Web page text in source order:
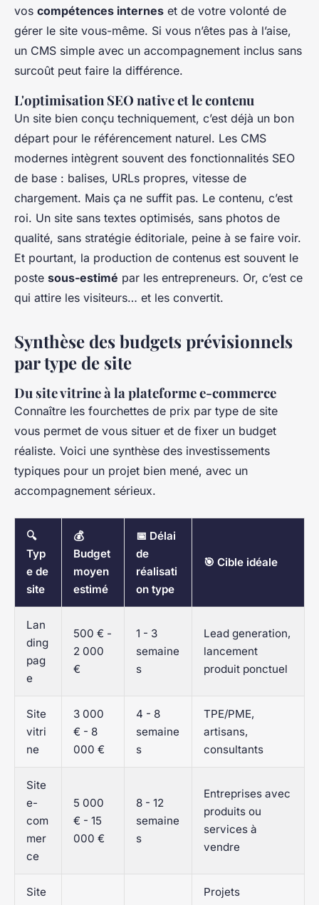
vos compétences internes et de votre volonté de
gérer le site vous-même. Si vous n’êtes pas à l’aise,
un CMS simple avec un accompagnement inclus sans
surcoût peut faire la différence.
L'optimisation SEO native et le contenu
Un site bien conçu techniquement, c’est déjà un bon
départ pour le référencement naturel. Les CMS
modernes intègrent souvent des fonctionnalités SEO
de base : balises, URLs propres, vitesse de
chargement. Mais ça ne suffit pas. Le contenu, c’est
roi. Un site sans textes optimisés, sans photos de
qualité, sans stratégie éditoriale, peine à se faire voir.
Et pourtant, la production de contenus est souvent le
poste sous-estimé par les entrepreneurs. Or, c’est ce
qui attire les visiteurs… et les convertit.
Synthèse des budgets prévisionnels
par type de site
Du site vitrine à la plateforme e-commerce
Connaître les fourchettes de prix par type de site
vous permet de vous situer et de fixer un budget
réaliste. Voici une synthèse des investissements
typiques pour un projet bien mené, avec un
accompagnement sérieux.
🔍
Typ
e de
site
💰
Budget
moyen
estimé
📅 Délai
de
réalisati
on type
🎯 Cible idéale
Lan
ding
pag
e
500 € -
2 000
€
1 - 3
semaine
s
Lead generation,
lancement
produit ponctuel
Site
vitri
ne
3 000
€ - 8
000 €
4 - 8
semaine
s
TPE/PME,
artisans,
consultants
Site
e-
com
mer
ce
5 000
€ - 15
000 €
8 - 12
semaine
s
Entreprises avec
produits ou
services à
vendre
Site
Projets